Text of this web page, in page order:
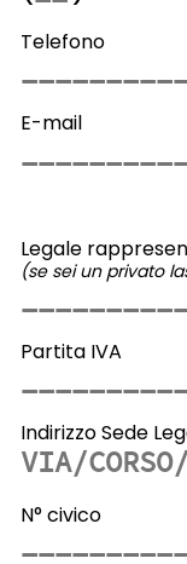
Telefono
E-mail
Legale
(se sei un privato
Partita IVA
Indirizzo Sede
N° civico